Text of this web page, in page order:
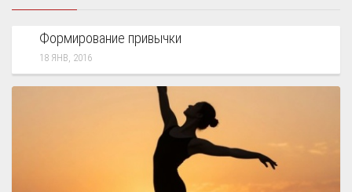
Формирование привычки
18 ЯНВ, 2016